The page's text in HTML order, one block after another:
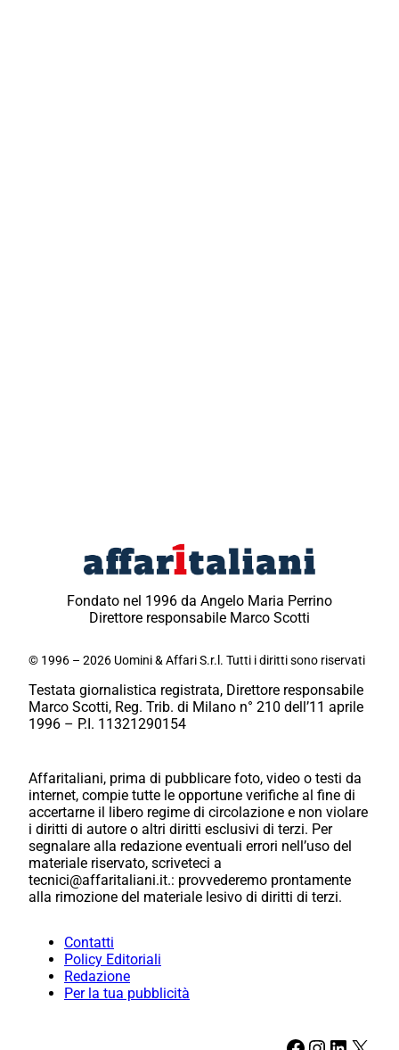
Fondato nel 1996 da Angelo Maria Perrino
Direttore responsabile Marco Scotti
© 1996 – 2026 Uomini & Affari S.r.l. Tutti i diritti sono riservati
Testata giornalistica registrata, Direttore responsabile
Marco Scotti, Reg. Trib. di Milano n° 210 dell’11 aprile
1996 – P.I. 11321290154
Affaritaliani, prima di pubblicare foto, video o testi da
internet, compie tutte le opportune verifiche al fine di
accertarne il libero regime di circolazione e non violare
i diritti di autore o altri diritti esclusivi di terzi. Per
segnalare alla redazione eventuali errori nell’uso del
materiale riservato, scriveteci a
tecnici@affaritaliani.it.: provvederemo prontamente
alla rimozione del materiale lesivo di diritti di terzi.
Contatti
Policy Editoriali
Redazione
Per la tua pubblicità